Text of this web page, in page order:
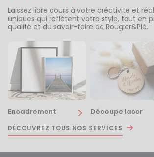
Laissez libre cours à votre créativité et
uniques qui reflètent votre style, tout en
qualité et du savoir-faire de Rougier&Plé.
Encadrement Découpe laser
DÉCOUVREZ TOUS NOS SERVICES